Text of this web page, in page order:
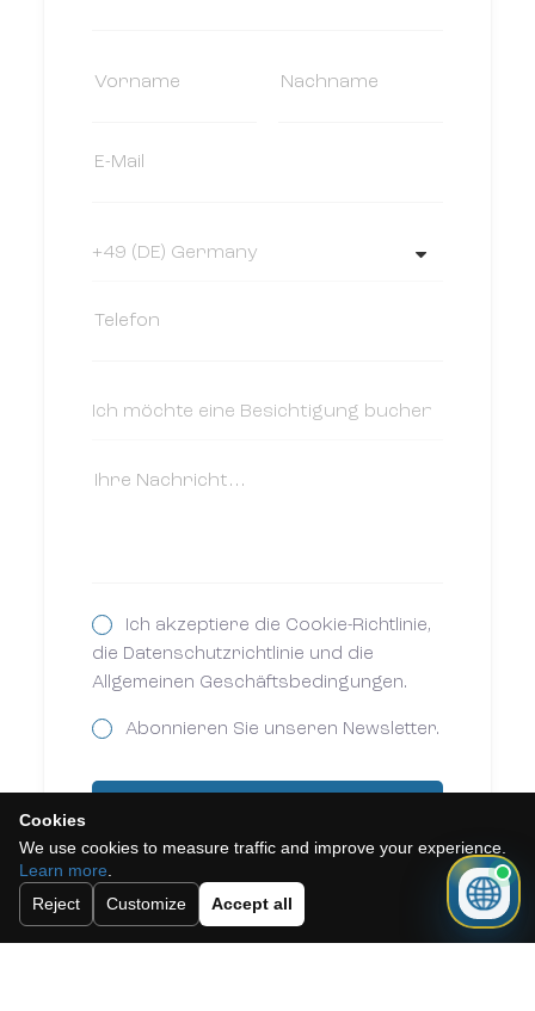
Ich akzeptiere die Cookie-Richtlinie,
die Datenschutzrichtlinie und die
Allgemeinen Geschäftsbedingungen.
Abonnieren Sie unseren Newsletter.
Cookies
We use cookies to measure traffic and improve your experience.
Learn more
Reject
Customize Accept all